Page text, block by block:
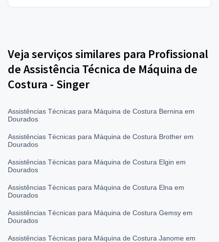
Veja serviços similares para Profissional
de Assistência Técnica de Máquina de
Costura - Singer
Assistências Técnicas para Máquina de Costura Bernina em
Dourados
Assistências Técnicas para Máquina de Costura Brother em
Dourados
Assistências Técnicas para Máquina de Costura Elgin em
Dourados
Assistências Técnicas para Máquina de Costura Elna em
Dourados
Assistências Técnicas para Máquina de Costura Gemsy em
Dourados
Assistências Técnicas para Máquina de Costura Janome em